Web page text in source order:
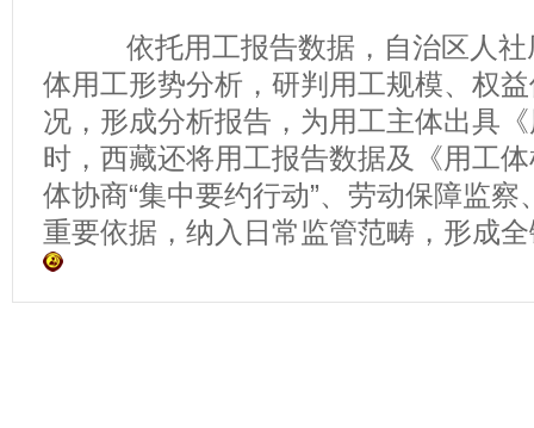
依托用工报告数据，自治区人社
体用工形势分析，研判用工规模、权
况，形成分析报告，为用工主体出具
时，西藏还将用工报告数据及《用工
体协商“集中要约行动”、劳动保障监
重要依据，纳入日常监管范畴，形成